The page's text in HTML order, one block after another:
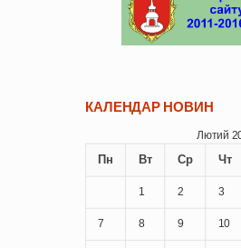
КАЛЕНДАР НОВИН
Лютий
Пн Вт Ср Чт
1 2 3
7 8 9 10